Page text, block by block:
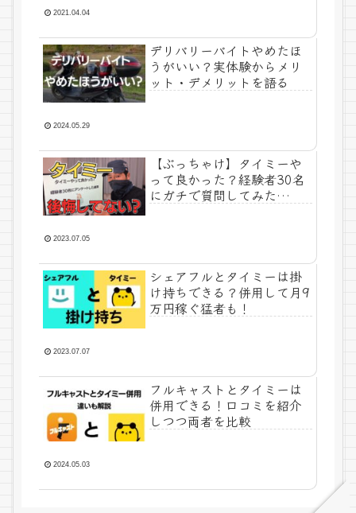
2021.04.04
デリバリーバイトやめたほ
うがいい？実体験からメリ
ット・デメリットを語る
2024.05.29
【ぶっちゃけ】タイミーや
って良かった？経験者30名
にガチで質問してみた…
2023.07.05
シェアフルとタイミーは掛
け持ちできる？併用して月9
万円稼ぐ猛者も！
2023.07.07
フルキャストとタイミーは
併用できる！口コミを紹介
しつつ両者を比較
2024.05.03